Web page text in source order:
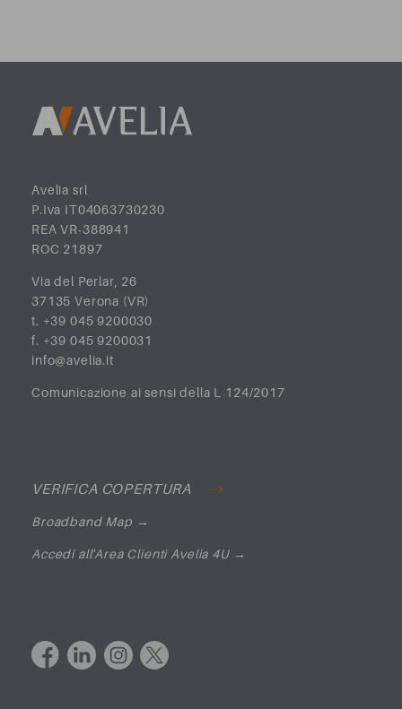
Avelia srl
P.Iva IT04063730230
REA VR-388941
ROC 21897
Via del Perlar, 26
37135 Verona (VR)
t. +39 045 9200030
f. +39 045 9200031
info@avelia.it
Comunicazione ai sensi della L 124/2017
VERIFICA COPERTURA
Broadband Map →
Accedi all'Area Clienti Avelia 4U→